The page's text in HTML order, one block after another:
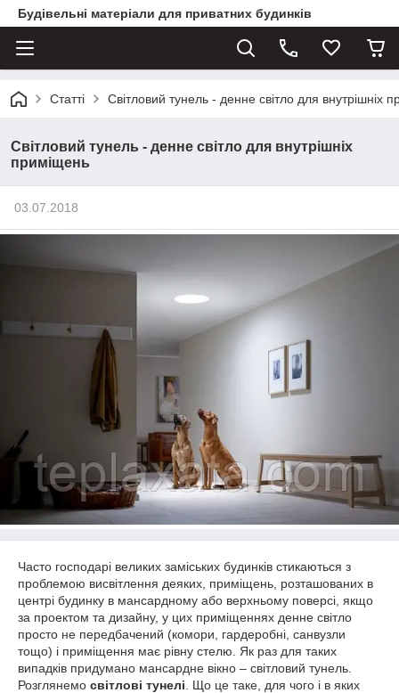
Будівельні матеріали для приватних будинків
Статті Світловий тунель - денне світло для внутрішніх
Світловий тунель - денне світло для внутрішніх
приміщень
03.07.2018
Часто господарі великих заміських будинків стикаються з
проблемою висвітлення деяких, приміщень, розташованих в
центрі будинку в мансардному або верхньому поверсі, якщо
за проектом та дизайну, у цих приміщеннях денне світло
просто не передбачений (комори, гардеробні, санвузли
тощо) і приміщення має рівну стелю. Як раз для таких
випадків придумано мансардне вікно – світловий тунель.
Розглянемо світлові тунелі . Що це таке, для чого і в яких